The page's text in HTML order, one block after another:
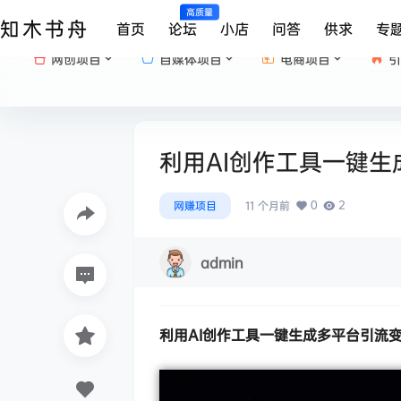
知木书舟 首页
高质量
论坛 小店 问答 供求 专
网创项目 自媒体项目 电商项目
利用AI创作工具一键
网赚项目 11 个月前 0 2
admin
利用AI创作工具一键生成多平台引流